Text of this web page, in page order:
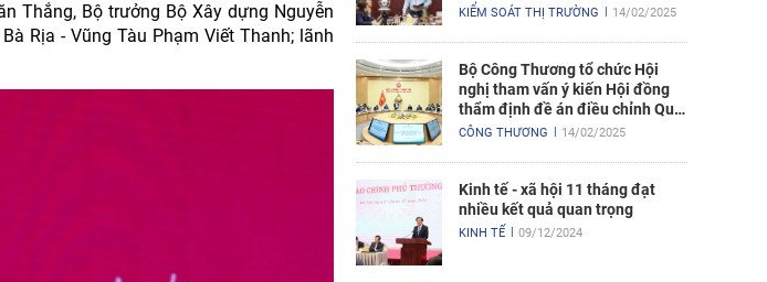
Thắng, Bộ trưởng Bộ Xây dựng Nguyễn
Rịa - Vũng Tàu Phạm Viết Thanh; lãnh
KIỂM SOÁT THỊ TRƯỜNG 14/02/2025
Bộ Công Thương tổ chức Hội
nghị tham vấn ý kiến Hội đồng
thẩm định đề án điều chỉnh Quy
hoạch điện VIII
CÔNG THƯƠNG 14/02/2025
Kinh tế - xã hội 11 tháng đạt
nhiều kết quả quan trọng
KINH TẾ 09/12/2024